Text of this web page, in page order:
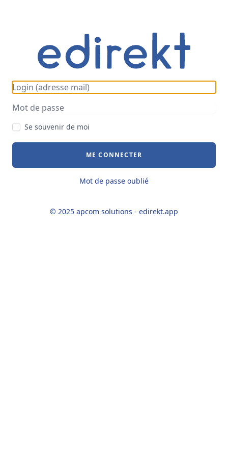
Se souvenir de moi
ME CONNECTER
Mot de passe oublié
© 2025 apcom solutions - edirekt.app